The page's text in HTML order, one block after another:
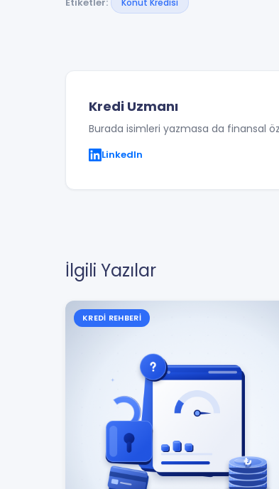
Konut Kredisi
Kredi Uzmanı
Burada isimleri yazmasa da finansal
LinkedIn
İlgili Yazılar
KREDI REHBERI